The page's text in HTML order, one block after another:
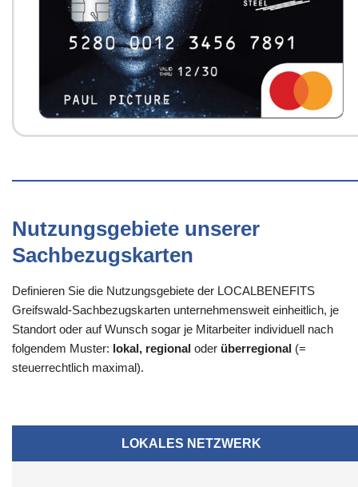
Nutzungsgebiete unserer
Sachbezugskarten
Definieren Sie die Nutzungsgebiete der LOCALBENEFITS
Greifswald-Sachbezugskarten unternehmensweit einheitlich, je
Standort oder auf Wunsch sogar je Mitarbeiter individuell nach
folgendem Muster: lokal, regional oder überregional (=
steuerrechtlich maximal).
LOKALES NETZWERK